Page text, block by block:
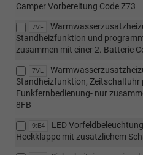
Camper Vorbereitung Code Z73
7VF
Standheizfunktion und
zusammen mit einer 2. Batterie
7VL
Standheizfunktion, Zeitschaltuhr
Funkfernbedienung- nur
8FB
9:E4
LED
Heckklappe mit zusätzlichem